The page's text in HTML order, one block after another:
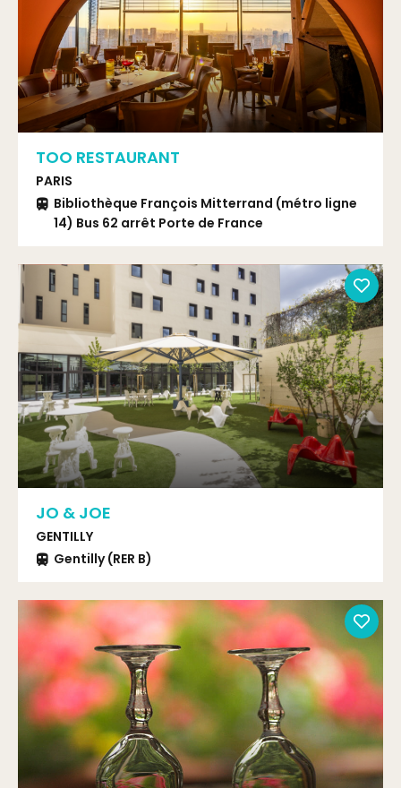
TOO RESTAURANT
PARIS
Bibliothèque François Mitterrand (métro ligne
14) Bus 62 arrêt Porte de France
JO & JOE
GENTILLY
Gentilly (RER B)